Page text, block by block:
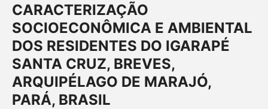
CARACTERIZAÇÃO
SOCIOECONÔMICA E AMBIENTAL
DOS RESIDENTES DO IGARAPÉ
SANTA CRUZ, BREVES,
ARQUIPÉLAGO DE MARAJÓ,
PARÁ, BRASIL